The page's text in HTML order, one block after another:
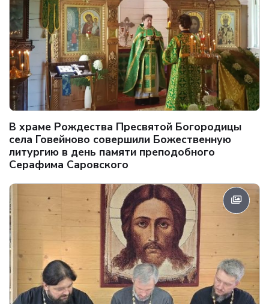
В храме Рождества Пресвятой Богородицы
села Говейново совершили Божественную
литургию в день памяти преподобного
Серафима Саровского